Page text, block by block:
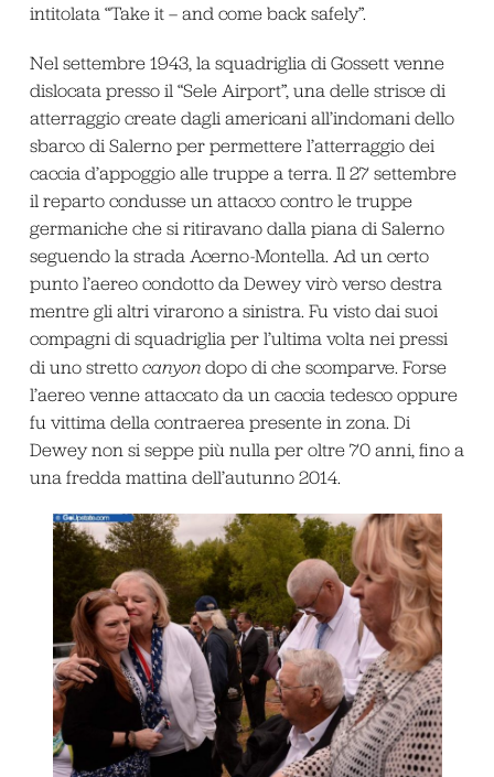
intitolata “Take it – and come back safely”.
Nel settembre 1943, la squadriglia di Gossett venne
dislocata presso il “Sele Airport”, una delle strisce di
atterraggio create dagli americani all’indomani dello
sbarco di Salerno per permettere l’atterraggio dei
caccia d’appoggio alle truppe a terra. Il 27 settembre
il reparto condusse un attacco contro le truppe
germaniche che si ritiravano dalla piana di Salerno
seguendo la strada Acerno-Montella. Ad un certo
punto l’aereo condotto da Dewey virò verso destra
mentre gli altri virarono a sinistra. Fu visto dai suoi
compagni di squadriglia per l’ultima volta nei pressi
di uno stretto canyondopo di che scomparve. Forse
l’aereo venne attaccato da un caccia tedesco oppure
fu vittima della contraerea presente in zona. Di
Dewey non si seppe più nulla per oltre 70 anni, fino a
una fredda mattina dell’autunno 2014.